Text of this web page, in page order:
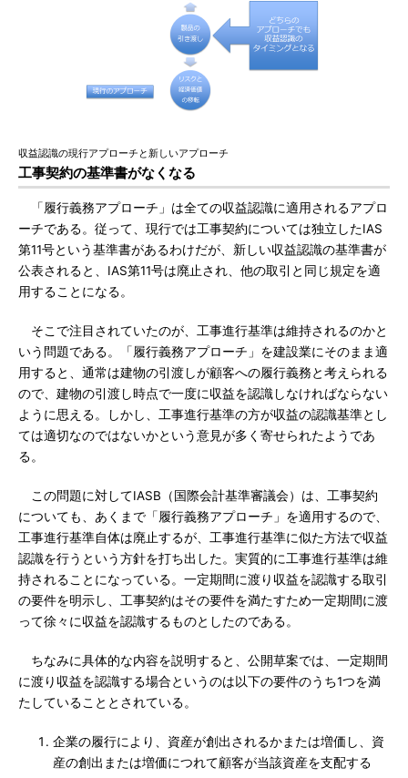
収益認識の現行アプローチと新しいアプローチ
工事契約の基準書がなくなる
「履行義務アプローチ」は全ての収益認識に適用されるアプロ
ーチである。従って、現行では工事契約については独立したIAS
第11号という基準書があるわけだが、新しい収益認識の基準書が
公表されると、IAS第11号は廃止され、他の取引と同じ規定を適
用することになる。
そこで注目されていたのが、工事進行基準は維持されるのかと
いう問題である。「履行義務アプローチ」を建設業にそのまま適
用すると、通常は建物の引渡しが顧客への履行義務と考えられる
ので、建物の引渡し時点で一度に収益を認識しなければならない
ように思える。しかし、工事進行基準の方が収益の認識基準とし
ては適切なのではないかという意見が多く寄せられたようであ
る。
この問題に対してIASB（国際会計基準審議会）は、工事契約
についても、あくまで「履行義務アプローチ」を適用するので、
工事進行基準自体は廃止するが、工事進行基準に似た方法で収益
認識を行うという方針を打ち出した。実質的に工事進行基準は維
持されることになっている。一定期間に渡り収益を認識する取引
の要件を明示し、工事契約はその要件を満たすため一定期間に渡
って徐々に収益を認識するものとしたのである。
ちなみに具体的な内容を説明すると、公開草案では、一定期間
に渡り収益を認識する場合というのは以下の要件のうち1つを満
たしていることとされている。
企業の履行により、資産が創出されるかまたは増価し、資
産の創出または増価につれて顧客が当該資産を支配する